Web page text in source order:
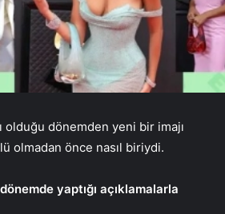
olduğu dönemden yeni bir imajı
olmadan önce nasıl biriydi.
yaptığı açıklamalarla